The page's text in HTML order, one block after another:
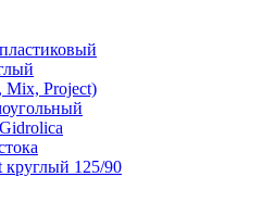
Mix, Project)
круглый 125/90